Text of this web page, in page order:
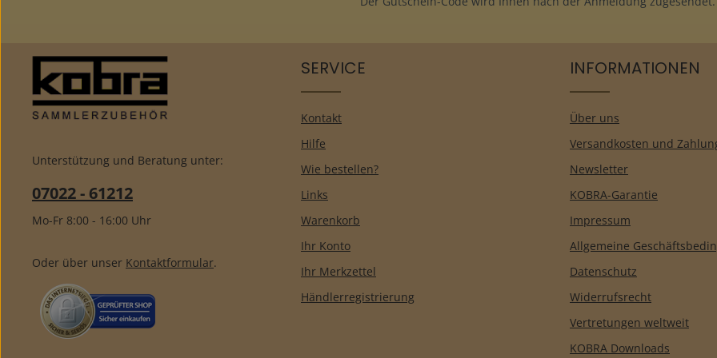
Unterstützung und Beratung unter:
07022 - 61212
Mo-Fr 8:00 - 16:00 Uhr
Oder über unser Kontaktformular.
SERVICE
Kontakt
Hilfe
Wie bestellen?
Links
Warenkorb
Ihr Konto
Ihr Merkzettel
Händlerregistrierung
INFORMATIONEN
Über uns
Versandkosten und
Newsletter
KOBRA-Garantie
Impressum
Allgemeine
Datenschutz
Widerrufsrecht
Vertretungen weltweit
KOBRA Downloads